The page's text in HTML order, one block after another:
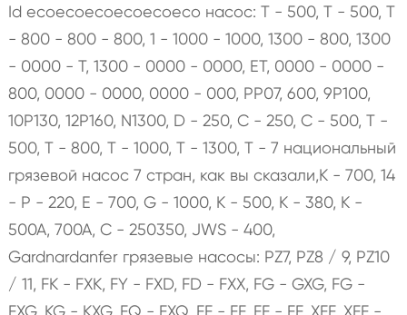
Id ecoecoecoecoecoeco насос: T - 500, T - 500, T
- 800 - 800 - 800, 1 - 1000 - 1000, 1300 - 800, 1300
- 0000 - T, 1300 - 0000 - 0000, ET, 0000 - 0000 -
800, 0000 - 0000, 0000 - 000, PP07, 600, 9P100,
10P130, 12P160, N1300, D - 250, C - 250, C - 500, T -
500, T - 800, T - 1000, T - 1300, T - 7 национальный
грязевой насос 7 стран, как вы сказали,К - 700, 14
- P - 220, E - 700, G - 1000, K - 500, K - 380, K -
500A, 700A, C - 250350, JWS - 400,
Gardnardanfer грязевые насосы: PZ7, PZ8 / 9, PZ10
/ 11, FK - FXK, FY - FXD, FD - FXX, FG - GXG, FG -
FXG, KG - KXG, FQ - FXQ, FF - FF, FF - FF, XFF, XFF -